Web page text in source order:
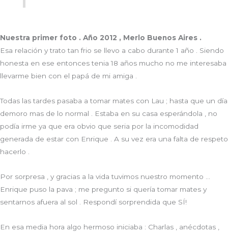
Nuestra primer foto . Año 2012 , Merlo Buenos Aires .
Esa relación y trato tan frio se llevo a cabo durante 1 año . Siendo
honesta en ese entonces tenia 18 años mucho no me interesaba
llevarme bien con el papá de mi amiga .
Todas las tardes pasaba a tomar mates con Lau ; hasta que un día
demoro mas de lo normal . Estaba en su casa esperándola , no
podía irme ya que era obvio que seria por la incomodidad
generada de estar con Enrique . A su vez era una falta de respeto
hacerlo .
Por sorpresa , y gracias a la vida tuvimos nuestro momento …
Enrique puso la pava ; me pregunto si quería tomar mates y
sentarnos afuera al sol . Respondí sorprendida que SÍ!
En esa media hora algo hermoso iniciaba : Charlas , anécdotas ,